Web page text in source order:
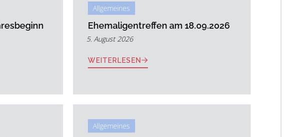
Allgemeines
Ehemaligentreffen am 18.09.2026
5. August 2026
WEITERLESEN
Allgemeines